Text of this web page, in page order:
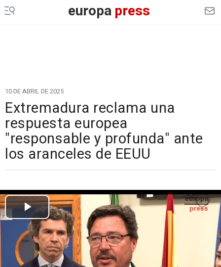
europapress
10 DE ABRIL DE 2025
Extremadura reclama una
respuesta europea
"responsable y profunda" ante
los aranceles de EEUU